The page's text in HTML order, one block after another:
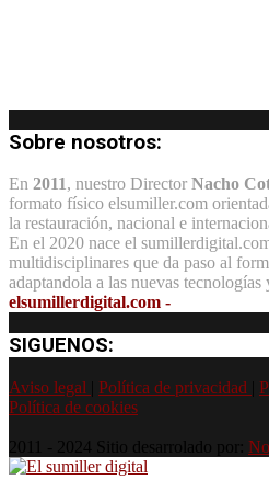
Sobre nosotros:
En 2011, nuestro Director Nacho
formato físico elsumiller.com
la restauración, nacional e
En el 2020 nace el
multidisciplinares que da paso al
adaptandola a las nuevas
elsumillerdigital.com -
SIGUENOS:
Aviso legal Política de privacidad
Política de cookies
2011 - 2024 Sitio desarrolado por: